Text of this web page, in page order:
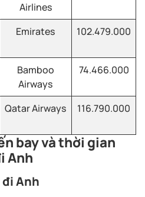
Airlines
Emirates 102.479.000
Bamboo
Airways
74.466.000
Qatar Airways 116.790.000
bay và thời gian
Anh
đi Anh